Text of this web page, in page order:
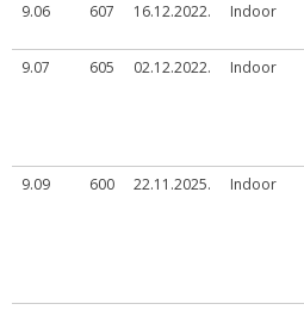
9.06
607 16.12.2022. Indoor
9.07
605 02.12.2022. Indoor
9.09
600 22.11.2025. Indoor